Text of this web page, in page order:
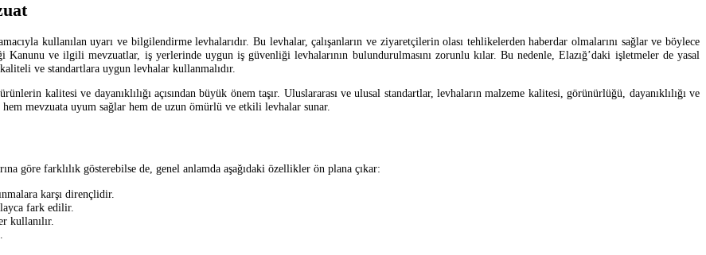
kullanılan uyarı ve bilgilendirme levhalarıdır. Bu levhalar, çalışanların ve ziyaretçilerin olası tehlikelerden haberdar olmalarını sağlar ve böylece
Kanunu ve ilgili mevzuatlar, iş yerlerinde uygun iş güvenliği levhalarının bulundurulmasını zorunlu kılar. Bu nedenle, Elazığ’daki işletmeler de yasal
ve standartlara uygun levhalar kullanmalıdır.
kalitesi ve dayanıklılığı açısından büyük önem taşır. Uluslararası ve ulusal standartlar, levhaların malzeme kalitesi, görünürlüğü, dayanıklılığı ve
mevzuata uyum sağlar hem de uzun ömürlü ve etkili levhalar sunar.
göre farklılık gösterebilse de, genel anlamda aşağıdaki özellikler ön plana çıkar:
karşı dirençlidir.
fark edilir.
kullanılır.